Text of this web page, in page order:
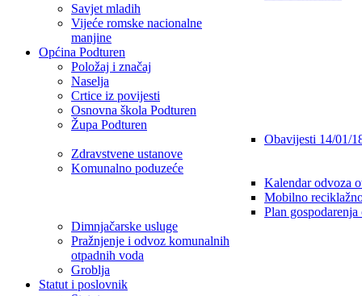
Savjet mladih
Vijeće romske nacionalne
manjine
Općina Podturen
Položaj i značaj
Naselja
Crtice iz povijesti
Osnovna škola Podturen
Župa Podturen
Obavijesti 14/01/
Zdravstvene ustanove
Komunalno poduzeće
Kalendar odvoza
Mobilno
Plan gospodarenja
Dimnjačarske usluge
Pražnjenje i odvoz komunalnih
otpadnih voda
Groblja
Statut i poslovnik